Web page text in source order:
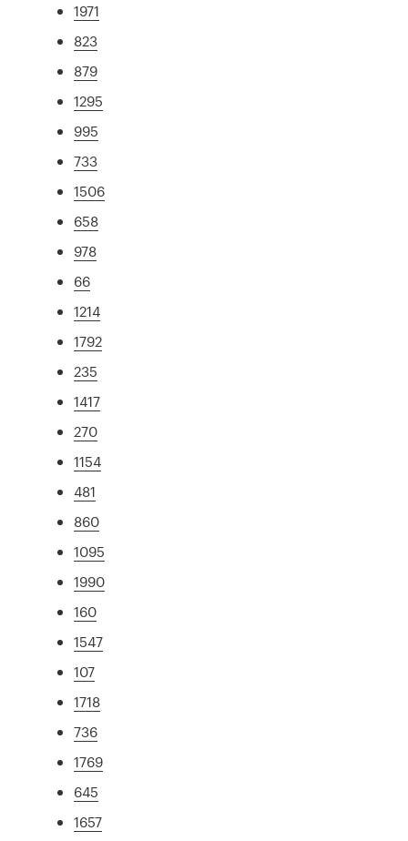
1971
823
879
1295
995
733
1506
658
978
66
1214
1792
235
1417
270
1154
481
860
1095
1990
160
1547
107
1718
736
1769
645
1657